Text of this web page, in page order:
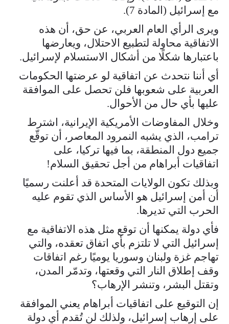
مع إسرائيل (المادة 7).
ويرى الرأي العام العربي، عن حق، أن هذه
الاتفاقية محاولة لتطبيع الاحتلال، ويعارضها
باعتبارها شكلًا من أشكال الاستسلام لإسرائيل.
أي أننا نتحدث عن اتفاقية لو عرضتها الحكومات
العربية على شعوبها فلن تحصل على الموافقة
عليها بأي حال من الأحوال.
وخلال المفاوضات الأمريكية الإيرانية، اشترط
ترامب، الذي يشبه النمرود المعاصر، أن توقّع
جميع دول المنطقة، بما فيها تركيا، على
اتفاقيات أبراهام من أجل تحقيق السلام!
وبذلك تكون الولايات المتحدة قد أعلنت رسميًا
أن أمن إسرائيل هو الأساس الذي تقوم عليه
الحرب التي تديرها.
فأي دولة يمكنها أن توقع مثل هذه الاتفاقية مع
إسرائيل التي لا تلتزم بأي اتفاق تعقده، والتي
تهاجم غزة ولبنان وسوريا يوميًا رغم اتفاقات
وقف إطلاق النار التي وقعتها، وتدمّر المدن،
وتقتل البشر، وتنشر الإرهاب؟
إن التوقيع على اتفاقيات أبراهام يعني الموافقة
على إرهاب إسرائيل، ولذلك لن تُقدم أي دولة